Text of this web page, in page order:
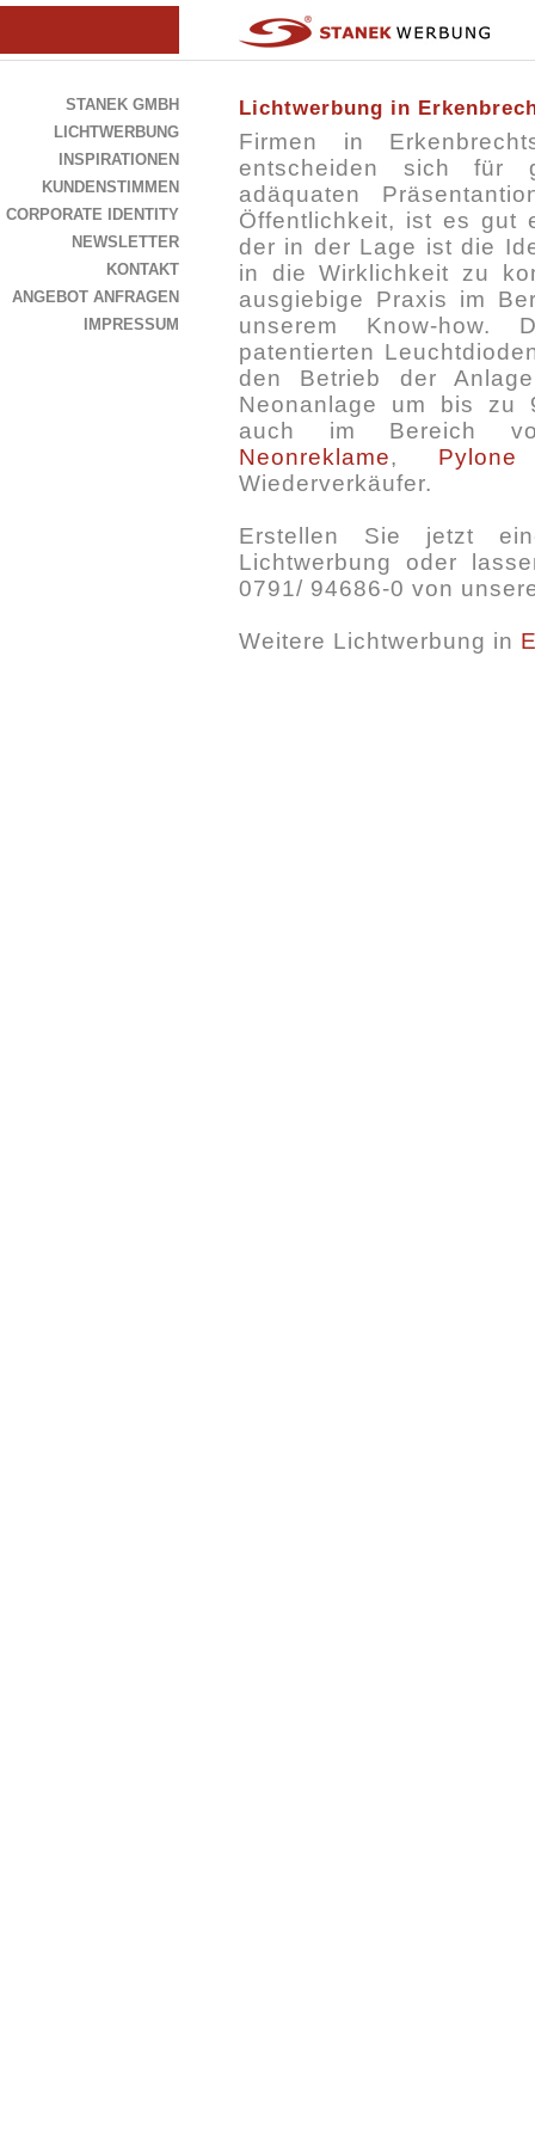
STANEK GMBH
LICHTWERBUNG
INSPIRATIONEN
KUNDENSTIMMEN
CORPORATE IDENTITY
NEWSLETTER
KONTAKT
ANGEBOT ANFRAGEN
IMPRESSUM
Lichtwerbung in
Firmen in
entscheiden sich für
adäquaten
Öffentlichkeit, ist es gut
der in der Lage ist die
in die Wirklichkeit zu
ausgiebige Praxis im
unserem Know-how.
patentierten
den Betrieb der
Neonanlage um bis zu
auch im Bereich
Neonreklame, Pylone
Wiederverkäufer.
Erstellen Sie jetzt
Lichtwerbung oder
0791/ 94686-0 von
Weitere Lichtwerbung in